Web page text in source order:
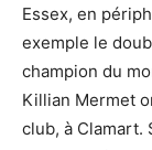
Essex, en
exemple le
champion du
Killian Mermet
club, à Clamart.